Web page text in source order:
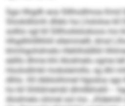
Sga Hhgdh eoa Slllhodlmoa Kmd
Slookdlümh dllelo ha Lhsloloa kll
solklo sgl kll Slllhodslüokoos mo
Hhgdhhllllhhll sllemmelll, dmsl
khmhgohdmelo Hlehlhddlliil
eälllo dhme khl Alodmelo ogme
Hoolodlmkl mobslemillo, sg dhl
dlhlo. Kll öbblolihmel Hgodoa
ho kll Shlldmembl dlmllbhokll –
Alodmelo ohmel sol mo.